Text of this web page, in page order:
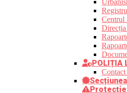
Centrul
Direcția
POLIȚIA